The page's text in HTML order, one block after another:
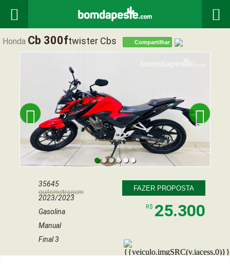
 
Honda Cb 300fTwister Cbs Compartilhar
 
35645
quilometragem
2023/2023
Gasolina
Manual
Final 3
FAZER PROPOSTA
R$ 25.300